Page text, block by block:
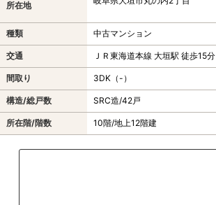
所在地
種類 中古マンション
交通 ＪＲ東海道本線 大垣駅 徒歩15分
間取り 3DK（-）
構造/総戸数 SRC造/42戸
所在階/階数 10階/地上12階建